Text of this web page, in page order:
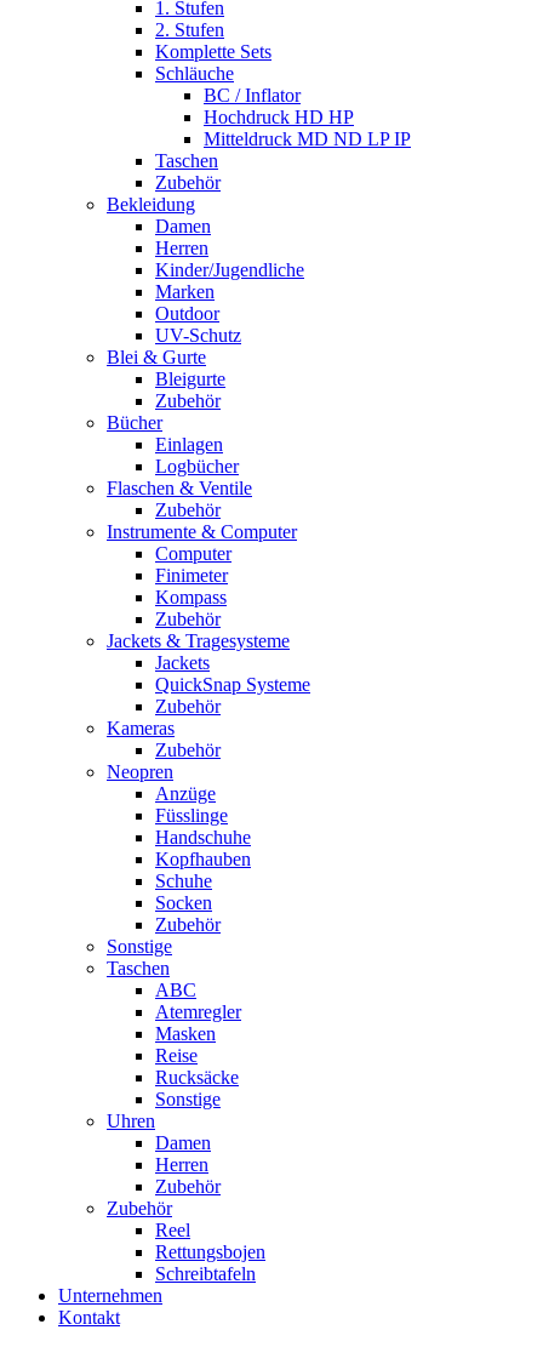
1. Stufen
2. Stufen
Komplette Sets
Schläuche
BC / Inflator
Hochdruck HD HP
Mitteldruck MD ND LP IP
Taschen
Zubehör
Bekleidung
Damen
Herren
Kinder/Jugendliche
Marken
Outdoor
UV-Schutz
Blei & Gurte
Bleigurte
Zubehör
Bücher
Einlagen
Logbücher
Flaschen & Ventile
Zubehör
Instrumente & Computer
Computer
Finimeter
Kompass
Zubehör
Jackets & Tragesysteme
Jackets
QuickSnap Systeme
Zubehör
Kameras
Zubehör
Neopren
Anzüge
Füsslinge
Handschuhe
Kopfhauben
Schuhe
Socken
Zubehör
Sonstige
Taschen
ABC
Atemregler
Masken
Reise
Rucksäcke
Sonstige
Uhren
Damen
Herren
Zubehör
Zubehör
Reel
Rettungsbojen
Schreibtafeln
Unternehmen
Kontakt